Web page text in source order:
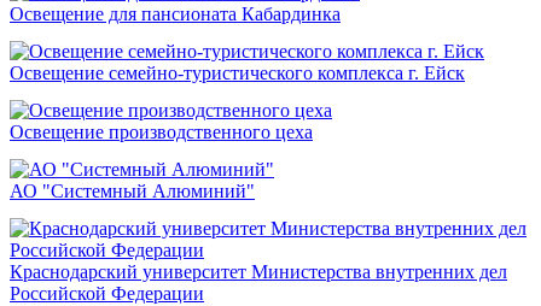
Освещение для пансионата Кабардинка
Освещение семейно-туристического комплекса г. Ейск
Освещение производственного цеха
АО "Системный Алюминий"
Краснодарский университет Министерства внутренних дел
Российской Федерации